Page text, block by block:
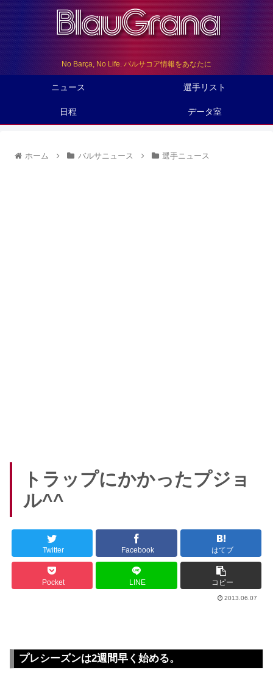
No Barça, No Life. バルサコア情報をあなたに
ニュース 選手リスト
日程 データ室
ホーム バルサニュース 選手ニュース
トラップにかかったプジョ
ル^^
Twitter Facebook はてブ
Pocket LINE コピー
2013.06.07
プレシーズンは2週間早く始める。